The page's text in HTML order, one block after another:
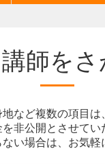
講師をさ
など複数の項目は
非公開とさせてい
い場合は、お気軽